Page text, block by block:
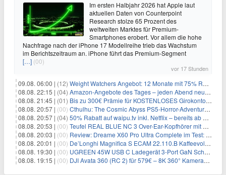
Im ersten Halbjahr 2026 hat Apple laut
aktuellen Daten von Counterpoint
Research stolze 65 Prozent des
weltweiten Marktes für Premium-
Smartphones erobert. Vor allem die hohe
Nachfrage nach der iPhone 17 Modellreihe trieb das Wachstum
im Berichtszeitraum an. iPhone führt das Premium-Segment
[…] (00)
vor 17 Stunden
09.08. 06:00 | (12) Weight Watchers Angebot: 12 Monate mit 75% Rabatt ab 6,25€/Monat
08.08. 22:15 | (04) Amazon-Angebote des Tages – jeden Abend neue Deals zum Stöbern
08.08. 21:45 | (01) Bis zu 300€ Prämie für KOSTENLOSES Girokonto bei der Santander – 50€ schon nach 1 Woche!
08.08. 20:57 | (00) Cthulhu: The Cosmic Abyss PS5-Horror-Adventure für 27,99€
08.08. 20:57 | (04) 50% Rabatt auf waipu.tv inkl. Netflix – bereits ab 9€/Monat (statt 17,99€)
08.08. 20:53 | (00) Teufel REAL BLUE NC 3 Over-Ear-Kopfhörer mit ANC für 149,99€
08.08. 20:03 | (00) Review: Dreame X60 Pro Ultra Complete im Test: 42.000 Pa, 100 °C Moppwäsche & erstaunlich viel Technik in nur 8,9 cm Höhe
08.08. 20:01 | (00) De’Longhi Magnifica S ECAM 22.110.B Kaffeevollautomat für 269€
08.08. 19:30 | (00) UGREEN 45W USB C Ladegerät 3-Port GaN Schnellladegerät für 12,96€
08.08. 19:15 | (00) DJI Avata 360 (RC 2) für 579€ – 8K 360° Kameradrohne